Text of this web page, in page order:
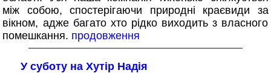
між собою, спостерігаючи природні краєвиди за
вікном, адже багато хто рідко виходить з власного
помешкання. продовження
У суботу на Хутір Надія